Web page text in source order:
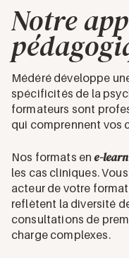
Notre
Médéré développe
spécificités de la
formateurs sont
qui comprennent vos
Nos formats ene-
les cas cliniques.
acteur de votre
reflètent la diversité
consultations de
charge complexes.